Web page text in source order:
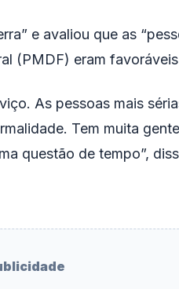
e avaliou que as
(PMDF) eram favoráveis
As pessoas mais
Tem muita
questão de tempo”,